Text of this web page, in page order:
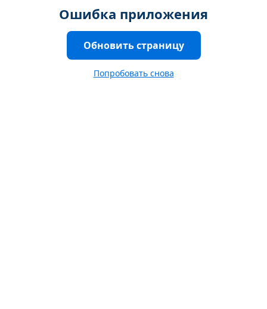
Ошибка приложения
Обновить страницу
Попробовать снова